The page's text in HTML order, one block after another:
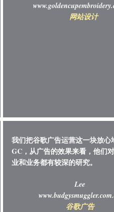
​网站设计
我们把谷歌广告运营这一块放心
GC，从广告的效果来看，他们
业和业务都有较深的研究。
Lee
谷歌​广告